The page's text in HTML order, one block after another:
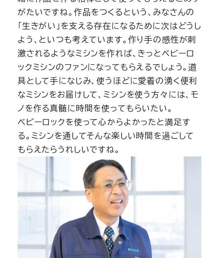
がたいですね。作品をつくるという、みなさんの
「生きがい」を支える存在になるために次はどうし
よう、といつも考えています。作り手の感性が刺
激されるようなミシンを作れば、きっとベビーロ
ックミシンのファンになってもらえるでしょう。道
具として手になじみ、使うほどに愛着の湧く便利
なミシンをお届けして、ミシンを使う方々には、モ
ノを作る真髄に時間を使ってもらいたい。
ベビーロックを使って心からよかったと満足す
る。ミシンを通してそんな楽しい時間を過ごして
もらえたらうれしいですね。